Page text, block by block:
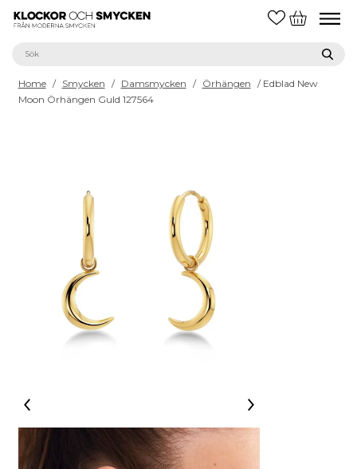
Home / Smycken / Damsmycken / Örhängen / Edblad New
Moon Örhängen Guld 127564